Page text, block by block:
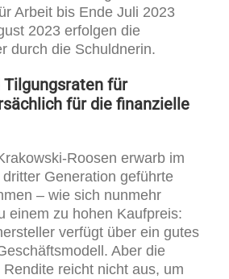
Arbeit bis Ende Juli 2023
2023 erfolgen die
durch die Schuldnerin.
Tilgungsraten für
für die finanzielle
Roosen erwarb im
Generation geführte
– wie sich nunmehr
einem zu hohen Kaufpreis:
verfügt über ein gutes
Aber die
reicht nicht aus, um